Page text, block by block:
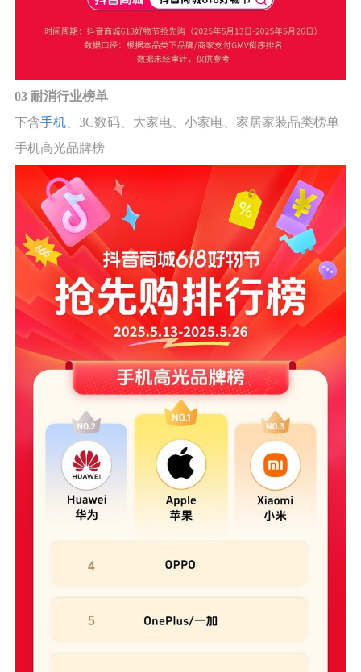
03 耐消行业榜单
下含手机、3C数码、大家电、小家电、家居家装品类榜单
手机高光品牌榜